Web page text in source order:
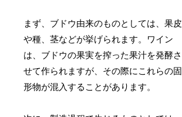
まず、ブドウ由来のものとしては、果皮
や種、茎などが挙げられます。ワイン
は、ブドウの果実を搾った果汁を発酵さ
せて作られますが、その際にこれらの固
形物が混入することがあります。